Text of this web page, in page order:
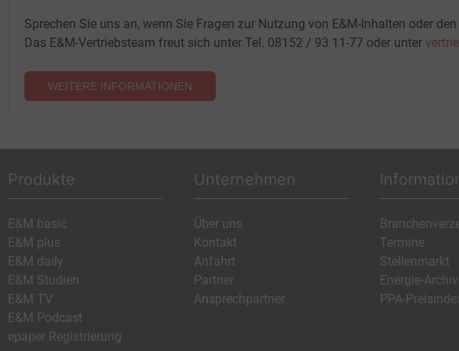
Sprechen Sie uns an, wenn Sie Fragen zur Nutzung von E&M-Inhalten oder
Das E&M-Vertriebsteam freut sich unter Tel. 08152 / 93 11-77 oder unter
WEITERE INFORMATIONEN
Produkte
E&M basic
E&M plus
E&M daily
E&M Studien
E&M TV
E&M Podcast
epaper Registrierung
Unternehmen
Über uns
Kontakt
Anfahrt
Partner
Ansprechpartner
Termine
Stellenmarkt
Energie-Archiv
PPA-